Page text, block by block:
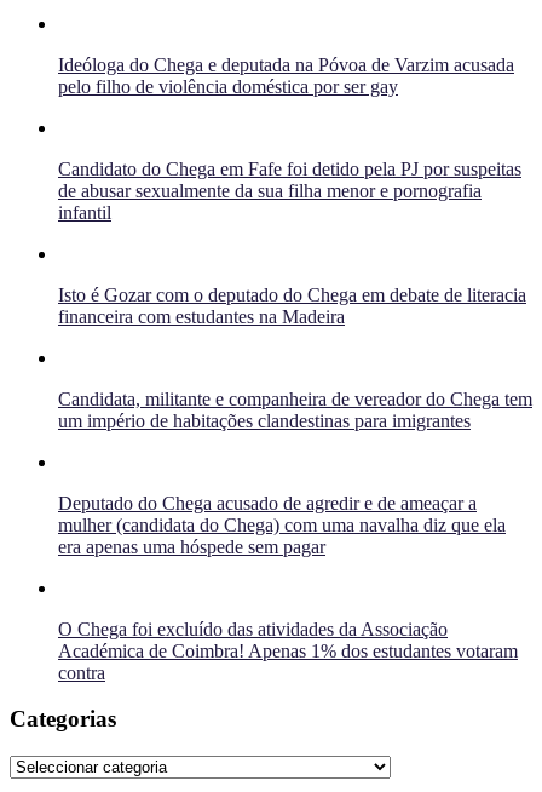
Ideóloga do Chega e deputada na Póvoa de Varzim acusada
pelo filho de violência doméstica por ser gay
Candidato do Chega em Fafe foi detido pela PJ por suspeitas
de abusar sexualmente da sua filha menor e pornografia
infantil
Isto é Gozar com o deputado do Chega em debate de literacia
financeira com estudantes na Madeira
Candidata, militante e companheira de vereador do Chega tem
um império de habitações clandestinas para imigrantes
Deputado do Chega acusado de agredir e de ameaçar a
mulher (candidata do Chega) com uma navalha diz que ela
era apenas uma hóspede sem pagar
O Chega foi excluído das atividades da Associação
Académica de Coimbra! Apenas 1% dos estudantes votaram
contra
Categorias
Categorias